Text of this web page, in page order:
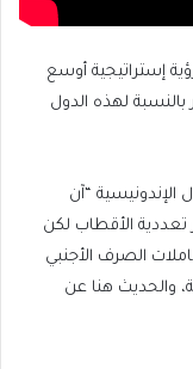
إستراتيجية أوسع
بالنسبة لهذه الدول
“آن
تعددية الأقطاب لكن
في حوالي 88% من معاملات الصرف الأجنبي
العالمية، والحديث هنا عن